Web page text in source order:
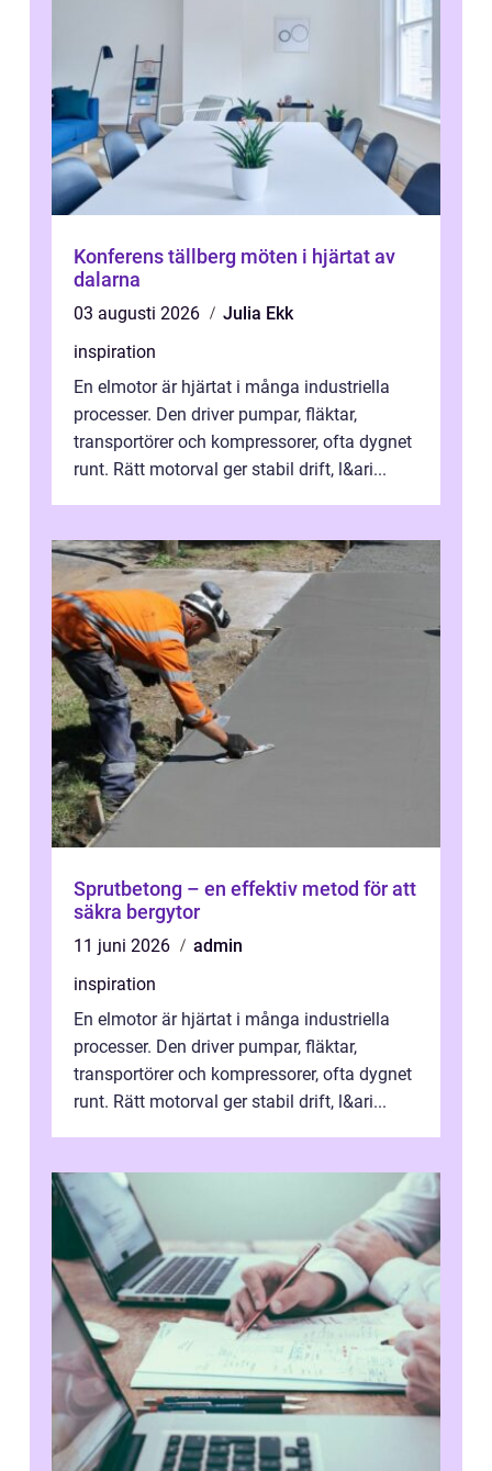
Konferens tällberg möten i hjärtat av
dalarna
03 augusti 2026
Julia Ekk
inspiration
En elmotor är hjärtat i många industriella
processer. Den driver pumpar, fläktar,
transportörer och kompressorer, ofta dygnet
runt. Rätt motorval ger stabil drift, l&ari...
Sprutbetong – en effektiv metod för att
säkra bergytor
11 juni 2026
admin
inspiration
En elmotor är hjärtat i många industriella
processer. Den driver pumpar, fläktar,
transportörer och kompressorer, ofta dygnet
runt. Rätt motorval ger stabil drift, l&ari...